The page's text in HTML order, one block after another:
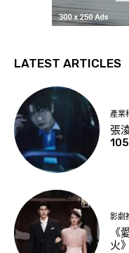
LATEST ARTICLES
產業
張
影劇
《
火